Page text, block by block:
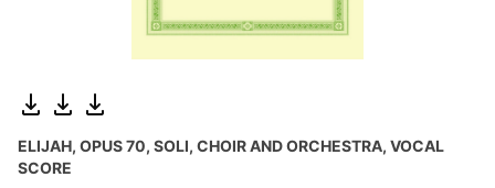
ELIJAH, OPUS 70, SOLI, CHOIR AND ORCHESTRA, VOCAL
SCORE